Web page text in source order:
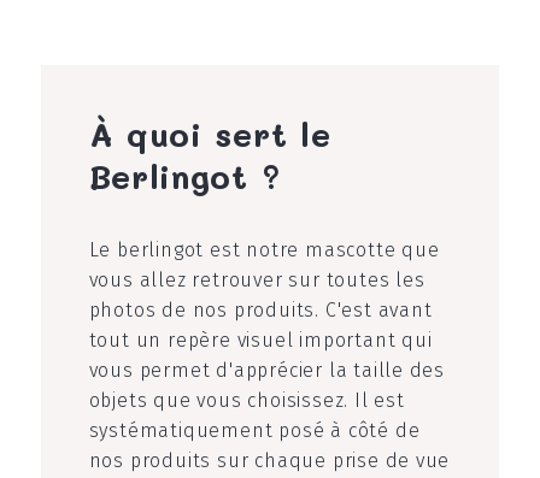
À quoi sert le
Berlingot ?
Le berlingot est notre mascotte que
vous allez retrouver sur toutes les
photos de nos produits. C'est avant
tout un repère visuel important qui
vous permet d'apprécier la taille des
objets que vous choisissez. Il est
systématiquement posé à côté de
nos produits sur chaque prise de vue